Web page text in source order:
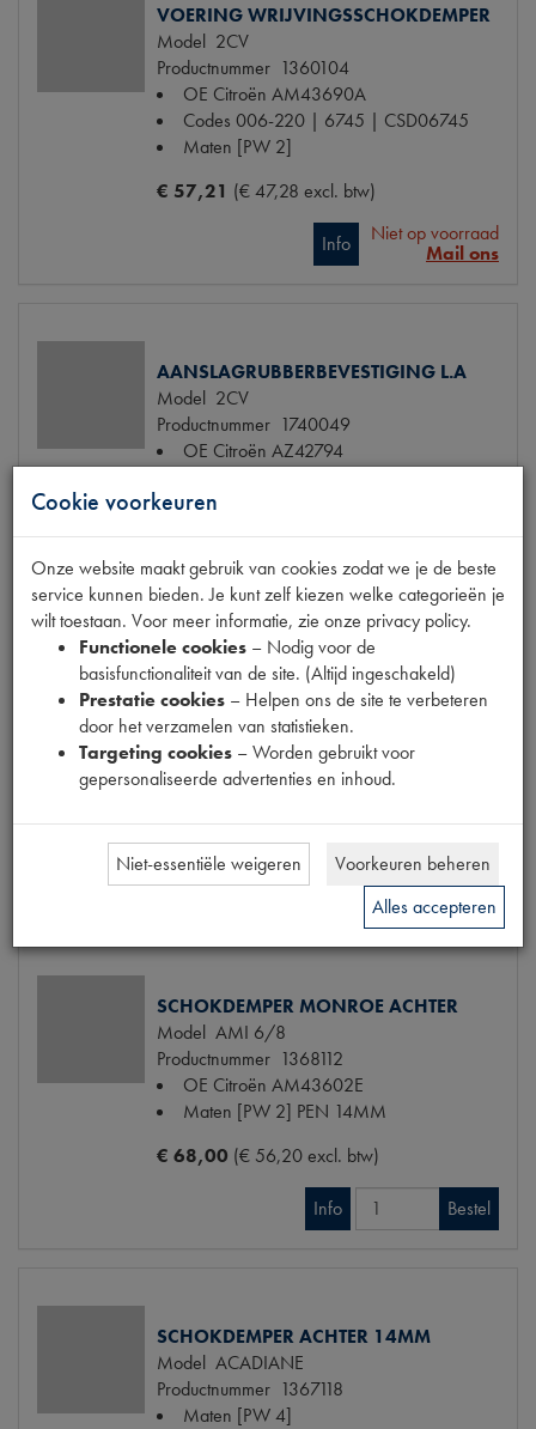
VOERING WRIJVINGSSCHOKDEMPER
Model 2CV
Productnummer 1360104
OE Citroën AM43690A
Codes 006-220 | 6745 | CSD06745
Maten [PW 2]
€ 57,21 (€ 47,28 excl. btw)
Info
Niet op voorraad
Mail ons
AANSLAGRUBBERBEVESTIGING L.A
Model 2CV
Productnummer 1740049
OE Citroën AZ42794
Info Bestel
AANSLAGRUBBERBEVESTIGING R.A
Model2CV
Productnummer1740050
OE CitroënAZ42794A
€ 104,60(€ 86,45 excl. btw)
Info Bestel
SCHOKDEMPER MONROE ACHTER
Model AMI 6/8
Productnummer 1368112
OE Citroën AM43602E
Maten [PW 2] PEN 14MM
€ 68,00 (€ 56,20 excl. btw)
Info Bestel
SCHOKDEMPER ACHTER 14MM
Model ACADIANE
Productnummer 1367118
Maten [PW 4]
Cookie voorkeuren
Onze website maakt gebruik van cookies zodat we je de beste
service kunnen bieden. Je kunt zelf kiezen welke categorieën je
wilt toestaan. Voor meer informatie, zie onze privacy policy.
Functionele cookies – Nodig voor de
basisfunctionaliteit van de site. (Altijd ingeschakeld)
Prestatie cookies – Helpen ons de site te verbeteren
door het verzamelen van statistieken.
Targeting cookies – Worden gebruikt voor
gepersonaliseerde advertenties en inhoud.
Niet-essentiële weigeren
Voorkeuren beheren
Alles accepteren